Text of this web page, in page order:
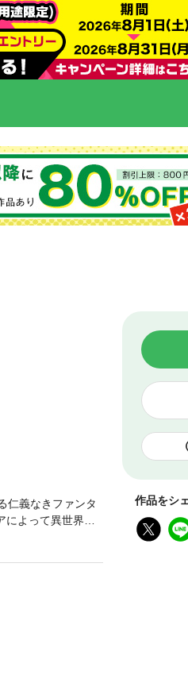
作品をシ
仁義なきファンタ
よって異世界へ
ツな女神さまは
ァンタジー冒険
さい